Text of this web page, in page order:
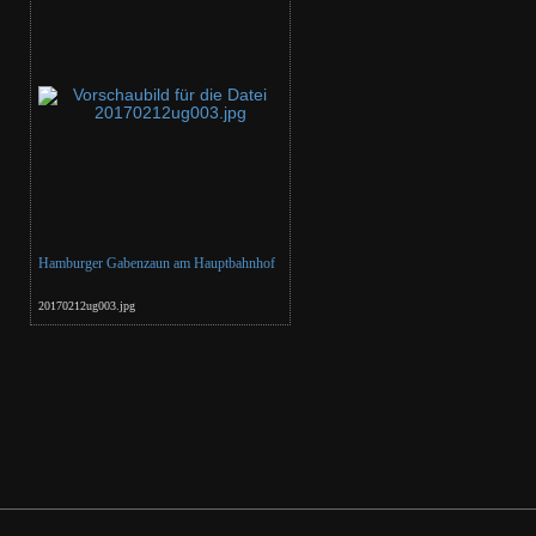
Hamburger Gabenzaun am Hauptbahnhof
20170212ug003.jpg